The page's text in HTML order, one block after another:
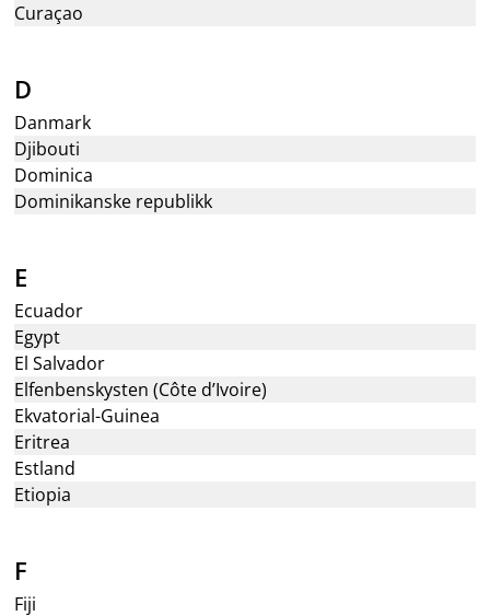
Curaçao
D
Danmark
Djibouti
Dominica
Dominikanske republikk
E
Ecuador
Egypt
El Salvador
Elfenbenskysten (Côte d’Ivoire)
Ekvatorial-Guinea
Eritrea
Estland
Etiopia
F
Fiji